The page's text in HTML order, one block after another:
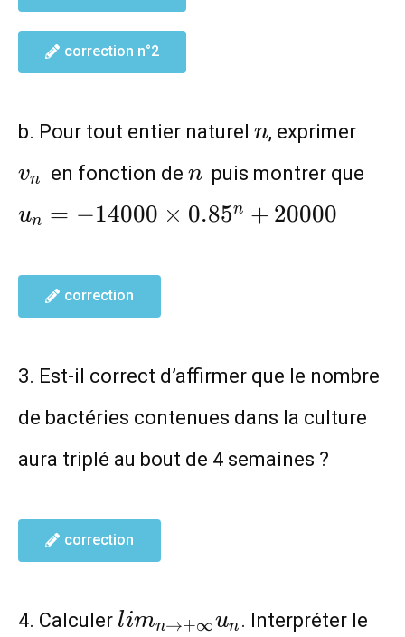
correction n°2
b. Pour tout entier naturel n
n, exprimer
vn en fonction de n
npuis montrer que
un = −14000 × 0.85n + 20000
correction
3. Est-il correct d’affirmer que le nombre
de bactéries contenues dans la culture
aura triplé au bout de 4 semaines ?
correction
4. Calculer lim_{n\to
limn→+∞un . Interpréter le